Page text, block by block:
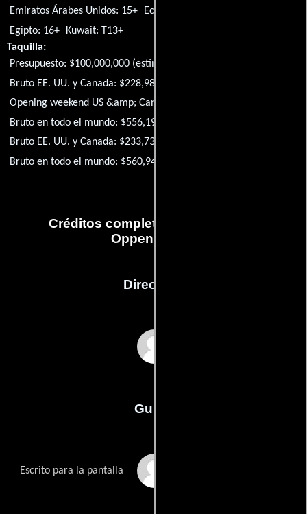
Emiratos Árabes Unidos: 15+
Ecuador: 12
Egipto: 16+
Kuwait: T13+
Taquilla:
Presupuesto: $100,000,000 (estimated)
Bruto EE. UU. y Canada: $228,989,660
Opening weekend US &amp; Canada: $82,455,420
Bruto en todo el mundo: $556,196,660
Bruto EE. UU. y Canada: $233,739,675
Bruto en todo el mundo: $560,946,675
Créditos completos de la película
Oppenheimer
Dirección
Guión
Escrito para la pantalla